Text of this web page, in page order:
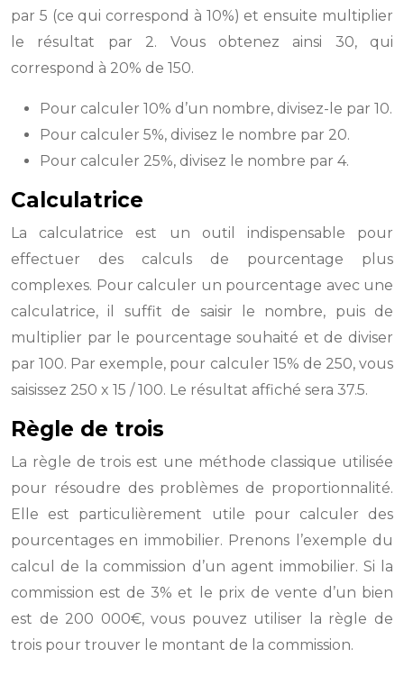
par 5 (ce qui correspond à 10%) et ensuite multiplier
le résultat par 2. Vous obtenez ainsi 30, qui
correspond à 20% de 150.
Pour calculer 10% d’un nombre, divisez-le par 10.
Pour calculer 5%, divisez le nombre par 20.
Pour calculer 25%, divisez le nombre par 4.
Calculatrice
La calculatrice est un outil indispensable pour
effectuer des calculs de pourcentage plus
complexes. Pour calculer un pourcentage avec une
calculatrice, il suffit de saisir le nombre, puis de
multiplier par le pourcentage souhaité et de diviser
par 100. Par exemple, pour calculer 15% de 250, vous
saisissez 250 x 15 / 100. Le résultat affiché sera 37.5.
Règle de trois
La règle de trois est une méthode classique utilisée
pour résoudre des problèmes de proportionnalité.
Elle est particulièrement utile pour calculer des
pourcentages en immobilier. Prenons l’exemple du
calcul de la commission d’un agent immobilier. Si la
commission est de 3% et le prix de vente d’un bien
est de 200 000€, vous pouvez utiliser la règle de
trois pour trouver le montant de la commission.